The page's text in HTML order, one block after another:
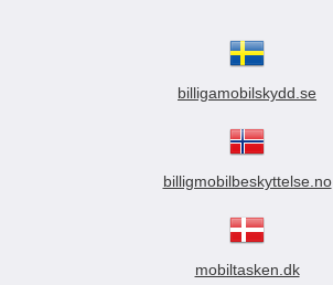
billigamobilskydd.se
billigmobilbeskyttelse.no
mobiltasken.dk